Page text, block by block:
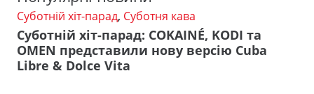
Суботній хіт-парад, Суботня кава
Суботній хіт-парад: COKAINÉ, KODI та
OMEN представили нову версію Cuba
Libre & Dolce Vita